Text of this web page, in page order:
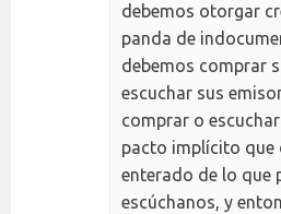
debemos otorgar
panda de
debemos comprar
escuchar sus
comprar o
pacto implícito que
enterado de lo que
escúchanos, y